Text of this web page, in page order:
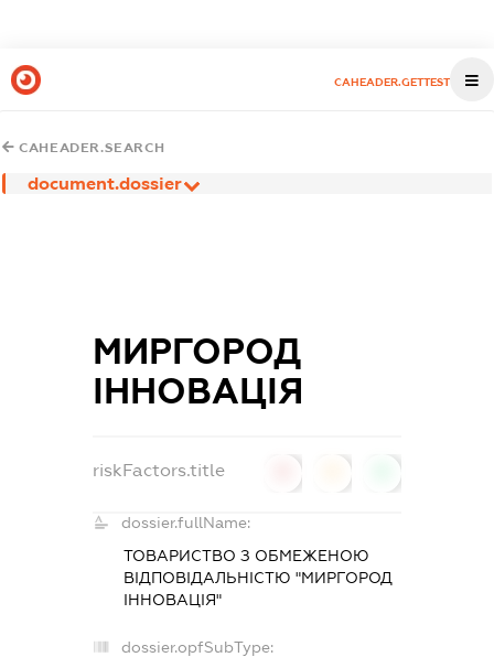
CAHEADER.GETTEST
CAHEADER.SEARCH
document.dossier
МИРГОРОД
ІННОВАЦІЯ
riskFactors.title
dossier.fullName:
ТОВАРИСТВО З ОБМЕЖЕНОЮ
ВІДПОВІДАЛЬНІСТЮ "МИРГОРОД
ІННОВАЦІЯ"
dossier.opfSubType: